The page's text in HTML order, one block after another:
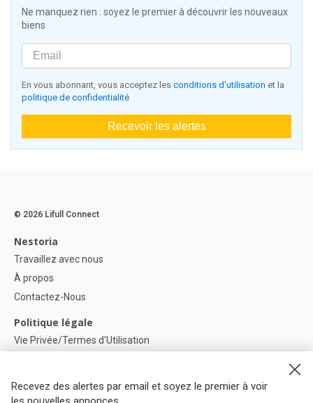
Ne manquez rien : soyez le premier à découvrir les nouveaux
biens
En vous abonnant, vous acceptez les conditions d'utilisation et la
politique de confidentialité
Recevoir les alertes
Recevez des alertes par email et soyez le premier à voir
© 2026 Lifull Connect
Nestoria
Travaillez avec nous
À propos
Contactez-Nous
Politique légale
Vie Privée/Termes d'Utilisation
Paramètres des cookies